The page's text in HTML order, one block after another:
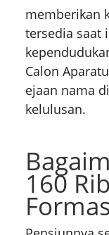
memberikan
tersedia saat
Calon
ejaan nama
kelulusan.
160